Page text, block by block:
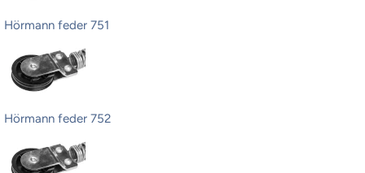
Hörmann feder 751
Hörmann feder 752